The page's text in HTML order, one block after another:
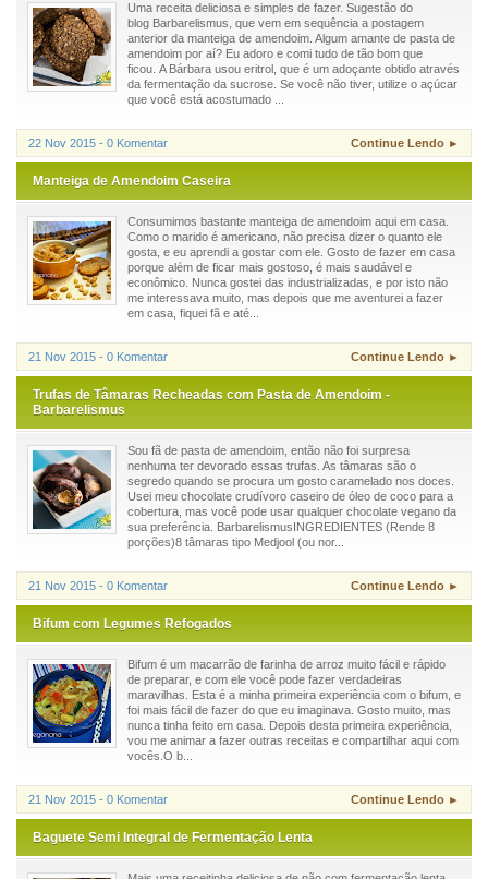
Uma receita deliciosa e simples de fazer. Sugestão do
blog Barbarelismus, que vem em sequência a postagem
anterior da manteiga de amendoim. Algum amante de pasta de
amendoim por aí? Eu adoro e comi tudo de tão bom que
ficou. A Bárbara usou eritrol, que é um adoçante obtido através
da fermentação da sucrose. Se você não tiver, utilize o açúcar
que você está acostumado ...
22 Nov 2015 - 0 Komentar Continue Lendo ►
Manteiga de Amendoim Caseira
Consumimos bastante manteiga de amendoim aqui em casa.
Como o marido é americano, não precisa dizer o quanto ele
gosta, e eu aprendi a gostar com ele. Gosto de fazer em casa
porque além de ficar mais gostoso, é mais saudável e
econômico. Nunca gostei das industrializadas, e por isto não
me interessava muito, mas depois que me aventurei a fazer
em casa, fiquei fã e até...
21 Nov 2015 - 0 Komentar Continue Lendo ►
Trufas de Tâmaras Recheadas com Pasta de Amendoim -
Barbarelismus
Sou fã de pasta de amendoim, então não foi surpresa
nenhuma ter devorado essas trufas. As tâmaras são o
segredo quando se procura um gosto caramelado nos doces.
Usei meu chocolate crudívoro caseiro de óleo de coco para a
cobertura, mas você pode usar qualquer chocolate vegano da
sua preferência. BarbarelismusINGREDIENTES (Rende 8
porções)8 tâmaras tipo Medjool (ou nor...
21 Nov 2015 - 0 Komentar Continue Lendo ►
Bifum com Legumes Refogados
Bifum é um macarrão de farinha de arroz muito fácil e rápido
de preparar, e com ele você pode fazer verdadeiras
maravilhas. Esta é a minha primeira experiência com o bifum, e
foi mais fácil de fazer do que eu imaginava. Gosto muito, mas
nunca tinha feito em casa. Depois desta primeira experiência,
vou me animar a fazer outras receitas e compartilhar aqui com
vocês.O b...
21 Nov 2015 - 0 Komentar Continue Lendo ►
Baguete Semi Integral de Fermentação Lenta